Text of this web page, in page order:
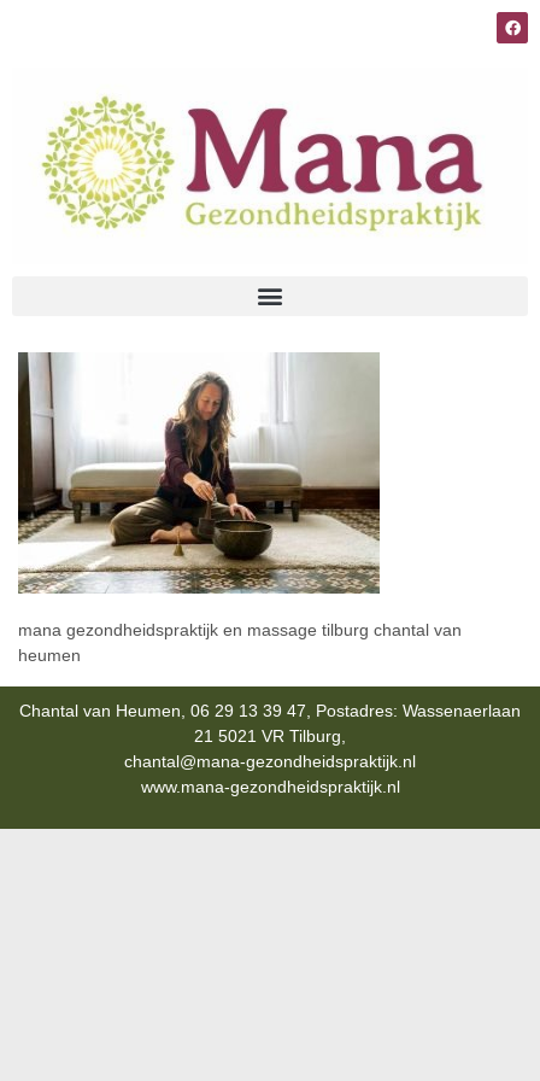
mana gezondheidspraktijk en massage tilburg chantal van
heumen
Chantal van Heumen, 06 29 13 39 47, Postadres: Wassenaerlaan
21 5021 VR Tilburg,
chantal@mana-gezondheidspraktijk.nl
www.mana-gezondheidspraktijk.nl